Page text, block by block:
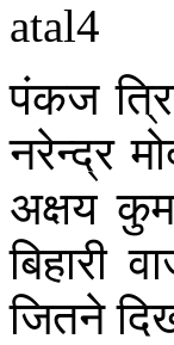
पंकज
नरेन्द्र
अक्षय
बिहारी
जितने